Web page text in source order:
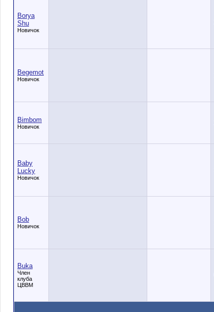
Borya
Shu
Новичок
Begemot
Новичок
Bimbom
Новичок
Baby
Lucky
Новичок
Bob
Новичок
Buka
Член
клуба
ЦВВМ